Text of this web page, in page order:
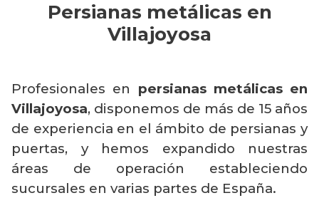
Persianas metálicas en
Villajoyosa
Profesionales en persianas metálicas en
Villajoyosa, disponemos de más de 15 años
de experiencia en el ámbito de persianas y
puertas, y hemos expandido nuestras
áreas de operación estableciendo
sucursales en varias partes de España.